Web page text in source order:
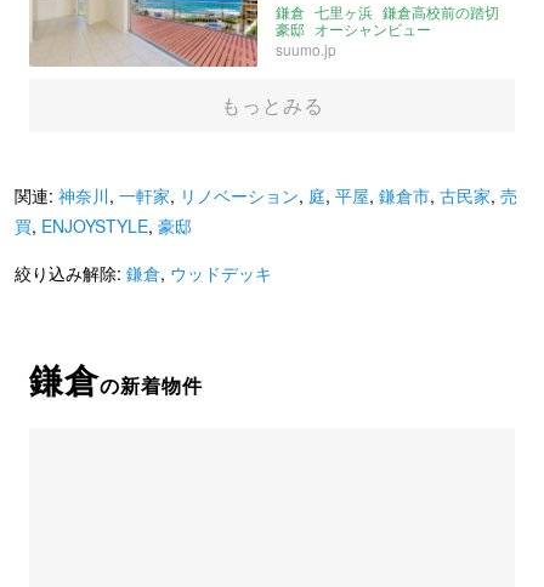
鎌倉 七里ヶ浜 鎌倉高校前の踏切
豪邸 オーシャンビュー
スカイバルコニー
海が見えるお風呂
suumo.jp
もっとみる
関連: 神奈川, 一軒家, リノベーション, 庭, 平屋, 鎌倉市, 古民家, 売
買, ENJOYSTYLE, 豪邸
絞り込み解除: 鎌倉, ウッドデッキ
鎌倉の新着物件